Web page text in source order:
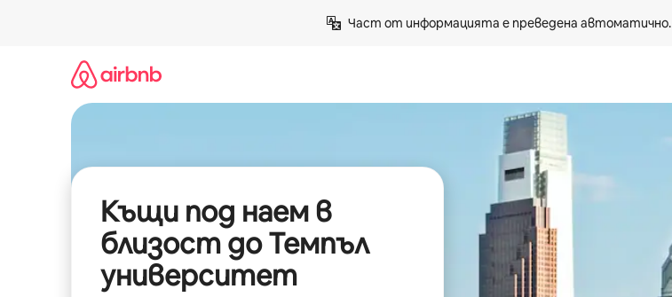
Част от информацията е преведена автоматично.
Къщи под наем в
близост до Темпъл
университет